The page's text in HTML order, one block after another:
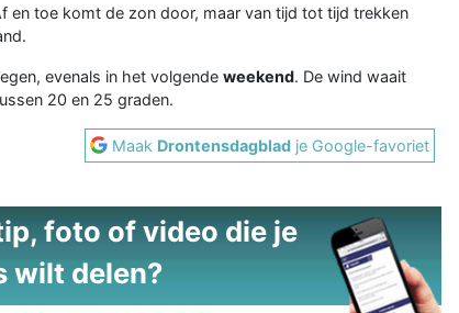
en toe komt de zon door, maar van tijd tot tijd trekken
evenals in het volgende weekend. De wind waait
20 en 25 graden.
Maak Drontensdagblad je Google-favoriet
foto of video die je
wilt delen?